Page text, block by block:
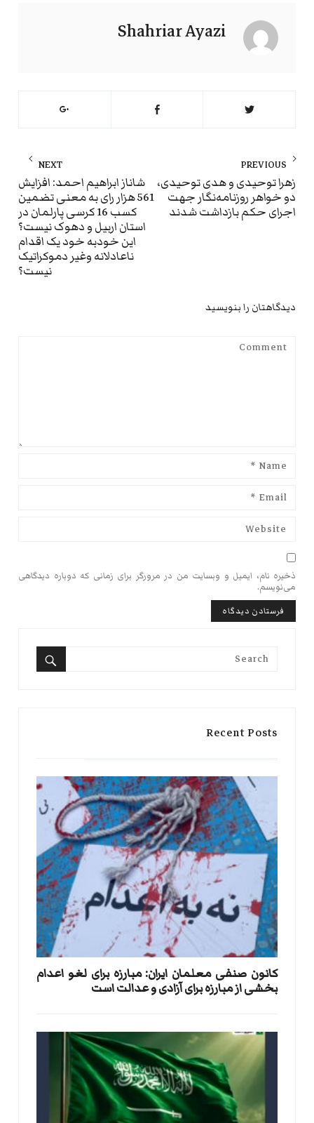
Shahriar Ayazi
راهبری
نوشته
PREVIOUS
Previous
post:
زهرا توحیدی و هدی توحیدی،
دو خواهر روزنامه‌نگار جهت
اجرای حکم بازداشت شدند
NEXT
شاناز ابراهیم احمد: افزایش
561 هزار رای به معنی تضمین
کسب 16 کرسی پارلمان در
استان اربیل و دهوک نیست؟
این خودبه خود یک اقدام
ناعادلانه وغیر دموکراتیک
نیست؟
دیدگاهتان را بنویسید
ذخیره نام، ایمیل و وبسایت من در مرورگر برای زمانی که دوباره دیدگاهی
می‌نویسم.
Search
Recent Posts
کانون صنفی معلمان ایران: مبارزه برای لغو اعدام
بخشی از مبارزه برای آزادی و عدالت است